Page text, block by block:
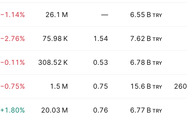
−1.14% 26.1 M — 6.55 B TRY
−2.76% 75.98 K 1.54 7.62 B TRY
−0.11% 308.52 K 0.53 6.78 B TRY
−0.75% 1.5 M 0.75 15.6 B TRY
+1.80% 20.03 M 0.76 6.77 B TRY